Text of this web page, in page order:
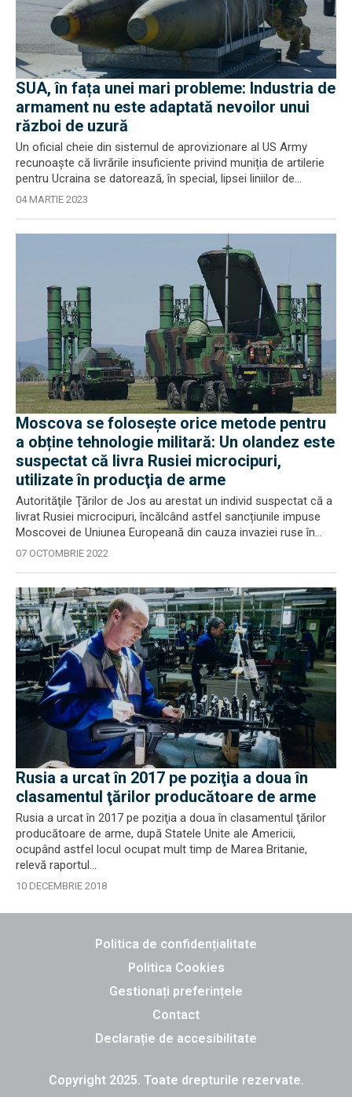
SUA, în fața unei mari probleme: Industria de
armament nu este adaptată nevoilor unui
război de uzură
Un oficial cheie din sistemul de aprovizionare al US Army
recunoaște că livrările insuficiente privind muniția de artilerie
pentru Ucraina se datorează, în special, lipsei liniilor de...
04 MARTIE 2023
Moscova se folosește orice metode pentru
a obține tehnologie militară: Un olandez este
suspectat că livra Rusiei microcipuri,
utilizate în producţia de arme
Autorităţile Ţărilor de Jos au arestat un individ suspectat că a
livrat Rusiei microcipuri, încălcând astfel sancțiunile impuse
Moscovei de Uniunea Europeană din cauza invaziei ruse în...
07 OCTOMBRIE 2022
Rusia a urcat în 2017 pe poziţia a doua în
clasamentul ţărilor producătoare de arme
Rusia a urcat în 2017 pe poziţia a doua în clasamentul ţărilor
producătoare de arme, după Statele Unite ale Americii,
ocupând astfel locul ocupat mult timp de Marea Britanie,
relevă raportul...
10 DECEMBRIE 2018
Politica de confidențialitate
Politica Cookies
Gestionați preferințele
Contact
Declarație de accesibilitate
Copyright 2025. Toate drepturile rezervate.